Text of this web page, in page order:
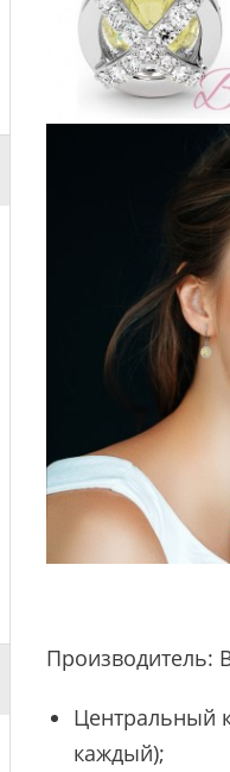
Производитель:
Центральный
каждый);